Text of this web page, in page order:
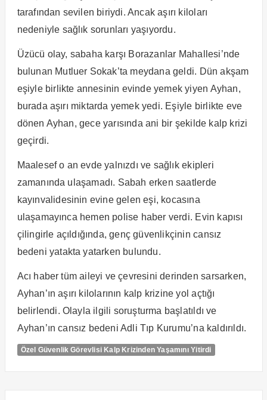
tarafından sevilen biriydi. Ancak aşırı kiloları
nedeniyle sağlık sorunları yaşıyordu.
Üzücü olay, sabaha karşı Borazanlar Mahallesi’nde
bulunan Mutluer Sokak’ta meydana geldi. Dün akşam
eşiyle birlikte annesinin evinde yemek yiyen Ayhan,
burada aşırı miktarda yemek yedi. Eşiyle birlikte eve
dönen Ayhan, gece yarısında ani bir şekilde kalp krizi
geçirdi.
Maalesef o an evde yalnızdı ve sağlık ekipleri
zamanında ulaşamadı. Sabah erken saatlerde
kayınvalidesinin evine gelen eşi, kocasına
ulaşamayınca hemen polise haber verdi. Evin kapısı
çilingirle açıldığında, genç güvenlikçinin cansız
bedeni yatakta yatarken bulundu.
Acı haber tüm aileyi ve çevresini derinden sarsarken,
Ayhan’ın aşırı kilolarının kalp krizine yol açtığı
belirlendi. Olayla ilgili soruşturma başlatıldı ve
Ayhan’ın cansız bedeni Adli Tıp Kurumu’na kaldırıldı.
Özel Güvenlik Görevlisi Kalp Krizinden Yaşamını Yitirdi